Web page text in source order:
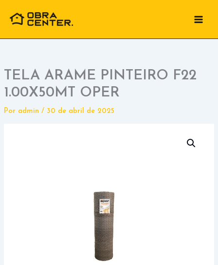
para
conteúdo
TELA ARAME PINTEIRO F22
1.00X50MT OPER
Por admin / 30 de abril de 2025